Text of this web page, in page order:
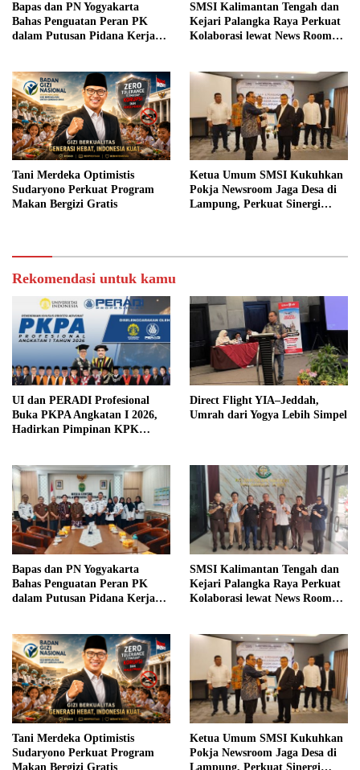
Bapas dan PN Yogyakarta
Bahas Penguatan Peran PK
dalam Putusan Pidana Kerja
SMSI Kalimantan Tengah dan
Kejari Palangka Raya Perkuat
Kolaborasi lewat News Room
Tani Merdeka Optimistis
Sudaryono Perkuat Program
Makan Bergizi Gratis
Ketua Umum SMSI Kukuhkan
Pokja Newsroom Jaga Desa di
Lampung, Perkuat Sinergi
Rekomendasi untuk kamu
UI dan PERADI Profesional
Buka PKPA Angkatan I 2026,
Hadirkan Pimpinan KPK
Direct Flight YIA–Jeddah,
Umrah dari Yogya Lebih Simpel
Bapas dan PN Yogyakarta
Bahas Penguatan Peran PK
dalam Putusan Pidana Kerja
SMSI Kalimantan Tengah dan
Kejari Palangka Raya Perkuat
Kolaborasi lewat News Room
Tani Merdeka Optimistis
Sudaryono Perkuat Program
Makan Bergizi Gratis
Ketua Umum SMSI Kukuhkan
Pokja Newsroom Jaga Desa di
Lampung, Perkuat Sinergi